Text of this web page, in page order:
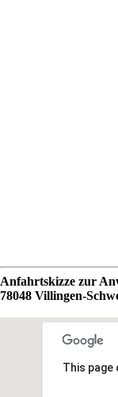
Anfahrtskizze zur
78048 Villingen-
This page